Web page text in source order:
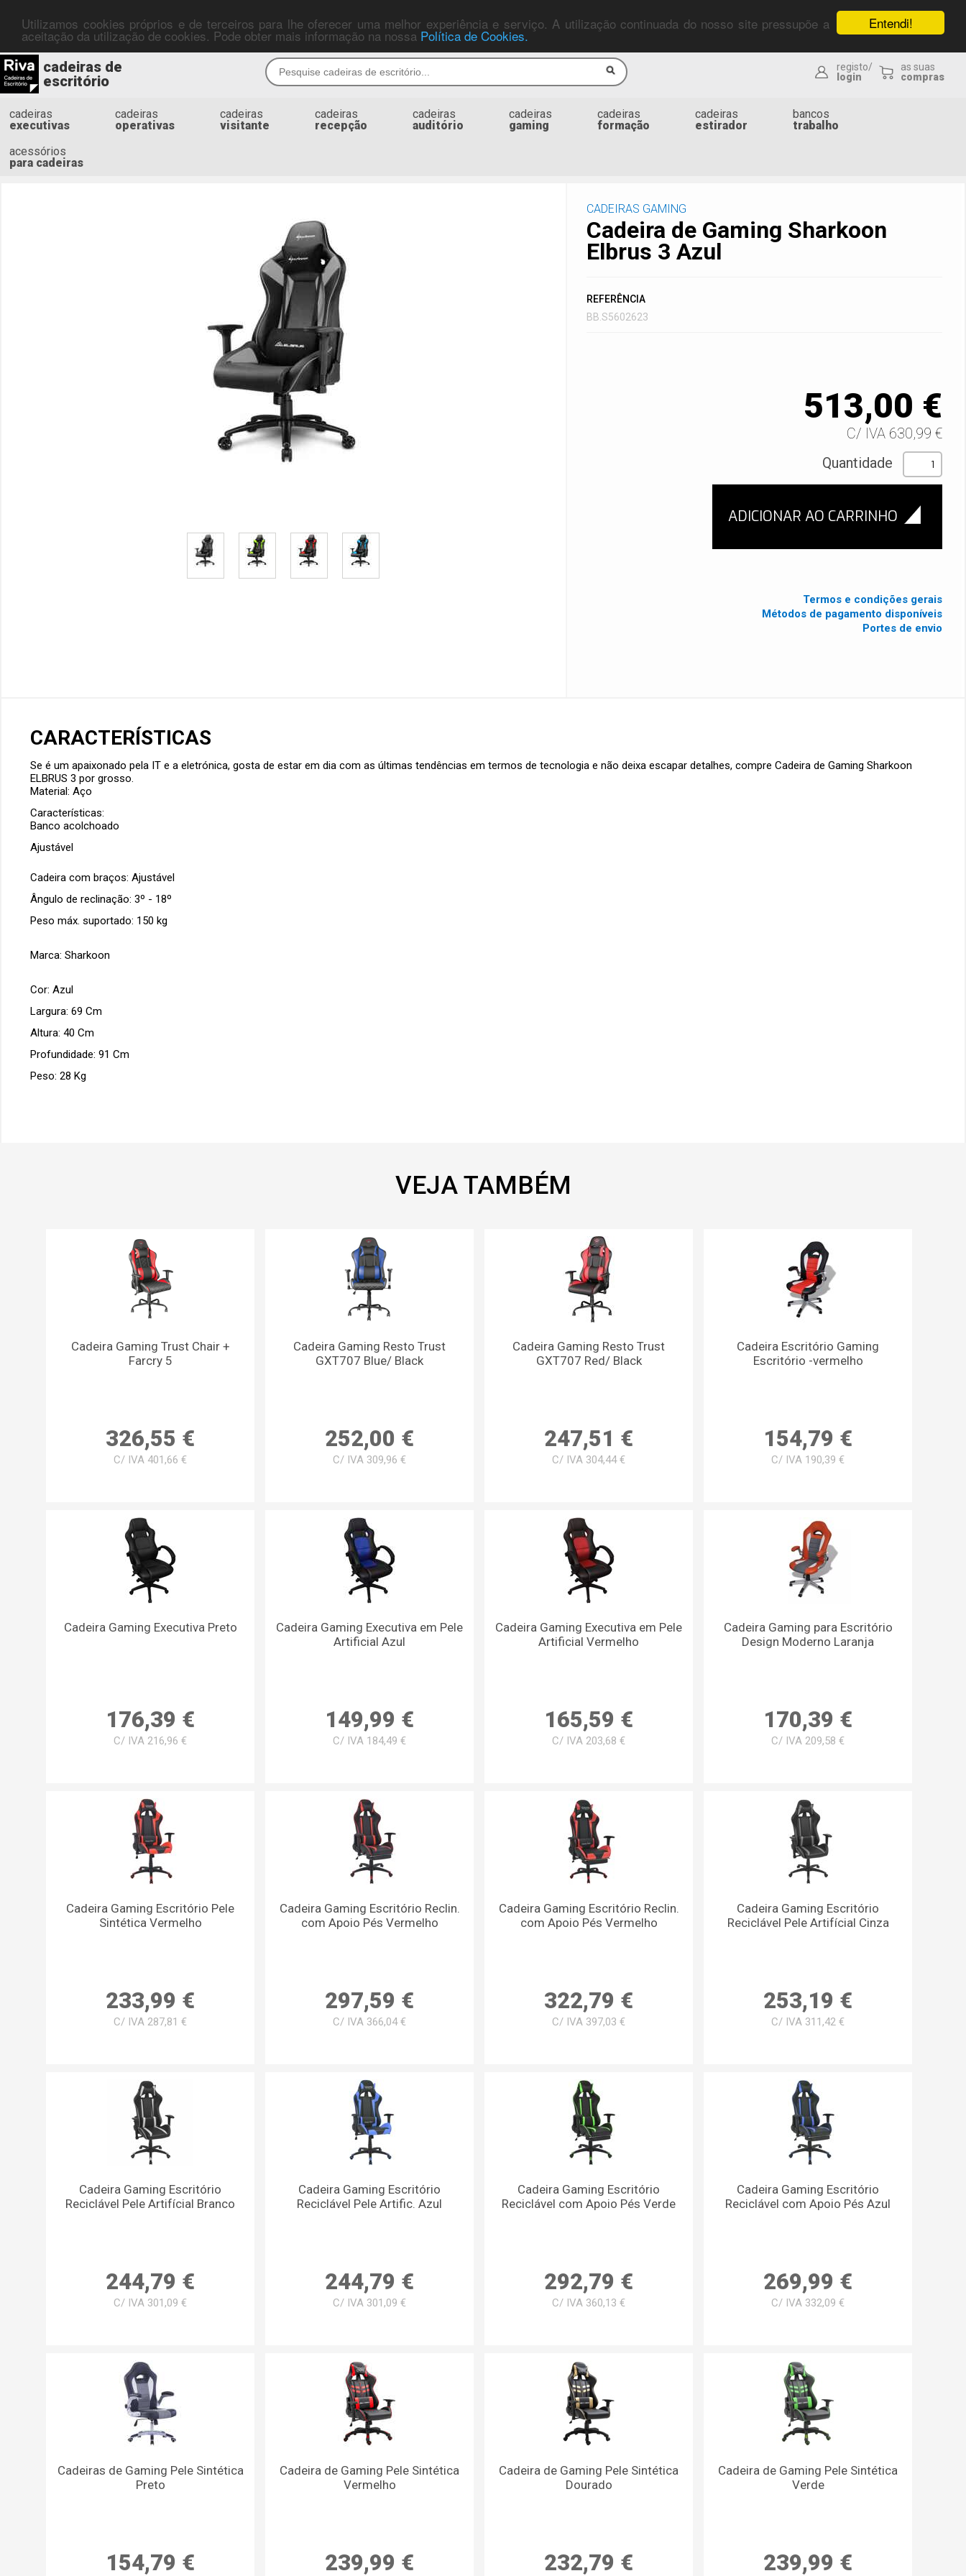
Entendi!
Utilizamos cookies próprios e de terceiros para lhe oferecer uma melhor experiência e serviço. A utilização continuada do nosso site pressupõe a
aceitação da utilização de cookies. Pode obter mais informação na nossa Política de Cookies.
cadeiras de
escritório
registo/
login
as suas
compras
cadeiras
executivas
cadeiras
operativas
cadeiras
visitante
cadeiras
recepção
cadeiras
auditório
cadeiras
gaming
cadeiras
formação
cadeiras
estirador
bancos
trabalho
acessórios
para cadeiras
CADEIRAS GAMING
Cadeira de Gaming Sharkoon
Elbrus 3 Azul
REFERÊNCIA
BB.S5602623
513,00 €
C/ IVA 630,99 €
Quantidade
Termos e condições gerais
Métodos de pagamento disponíveis
Portes de envio
CARACTERÍSTICAS
Se é um apaixonado pela IT e a eletrónica, gosta de estar em dia com as últimas tendências em termos de tecnologia e não deixa escapar detalhes, compreCadeira de Gaming Sharkoon
ELBRUS 3 por grosso.
Material: Aço
Características:
Banco acolchoado
Ajustável
Cadeira com braços: Ajustável
Ângulo de reclinação: 3º - 18º
Peso máx. suportado: 150 kg
Marca: Sharkoon
Cor: Azul
Largura: 69 Cm
Altura: 40 Cm
Profundidade: 91 Cm
Peso: 28 Kg
VEJA TAMBÉM
Cadeira Gaming Trust Chair +
Farcry 5
326,55 €
C/ IVA 401,66 €
Cadeira Gaming Resto Trust
GXT707 Blue/ Black
252,00 €
C/ IVA 309,96 €
Cadeira Gaming Resto Trust
GXT707 Red/ Black
247,51 €
C/ IVA 304,44 €
Cadeira Escritório Gaming
Escritório -vermelho
154,79 €
C/ IVA 190,39 €
Cadeira Gaming Executiva Preto
176,39 €
C/ IVA 216,96 €
Cadeira Gaming Executiva em Pele
Artificial Azul
149,99 €
C/ IVA 184,49 €
Cadeira Gaming Executiva em Pele
Artificial Vermelho
165,59 €
C/ IVA 203,68 €
Cadeira Gaming para Escritório
Design Moderno Laranja
170,39 €
C/ IVA 209,58 €
Cadeira Gaming Escritório Pele
Sintética Vermelho
233,99 €
C/ IVA 287,81 €
Cadeira Gaming Escritório Reclin.
com Apoio Pés Vermelho
297,59 €
C/ IVA 366,04 €
Cadeira Gaming Escritório Reclin.
com Apoio Pés Vermelho
322,79 €
C/ IVA 397,03 €
Cadeira Gaming Escritório
Reciclável Pele Artifícial Cinza
253,19 €
C/ IVA 311,42 €
Cadeira Gaming Escritório
Reciclável Pele Artifícial Branco
244,79 €
C/ IVA 301,09 €
Cadeira Gaming Escritório
Reciclável Pele Artific. Azul
244,79 €
C/ IVA 301,09 €
Cadeira Gaming Escritório
Reciclável com Apoio Pés Verde
292,79 €
C/ IVA 360,13 €
Cadeira Gaming Escritório
Reciclável com Apoio Pés Azul
269,99 €
C/ IVA 332,09 €
Cadeiras de Gaming Pele Sintética
Preto
154,79 €
Cadeira de Gaming Pele Sintética
Vermelho
239,99 €
Cadeira de Gaming Pele Sintética
Dourado
232,79 €
Cadeira de Gaming Pele Sintética
Verde
239,99 €